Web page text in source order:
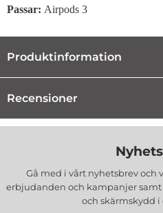
Passar: Airpods 3
Produktinformation
Recensioner
Gå med i vårt nyhetsbrev och
erbjudanden och kampanjer samt
och skärmskydd i